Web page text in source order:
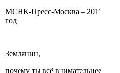
МСНК-Пресс-Москва – 2011
год
Землянин,
почему ты всё внимательнее